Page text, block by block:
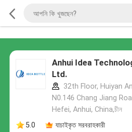
Anhui Idea
Ltd.
32th Floor, Huiyan
N0.146 Chang Jiang
Hefei, Anhui, China,চীন
5.0
যাচাইকৃত সরবরাহকারী